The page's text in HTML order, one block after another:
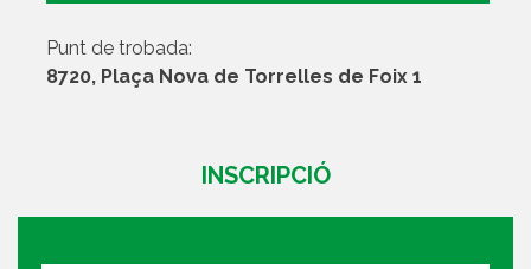
Punt de trobada:
8720, Plaça Nova de Torrelles de Foix 1
INSCRIPCIÓ